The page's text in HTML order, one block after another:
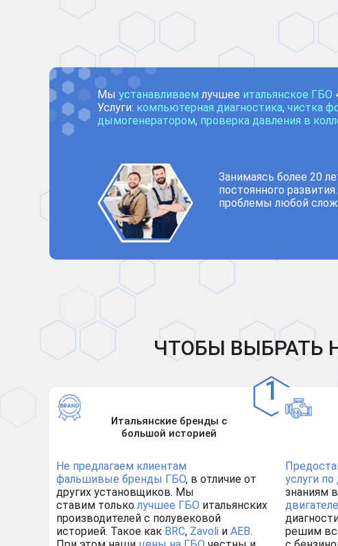
Мы устанавливаем лучшее итальянское ГБО
Услуги: компьютерная диагностика, чистка
дымогенератором, проверка давления в
Занимаясь более 20
постоянного
проблемы любой
ЧТОБЫ ВЫБРАТЬ
Итальянские бренды с
большой историей
Не предлагаем клиентам
фальшивые бренды ГБО, в отличие от
других установщиков. Мы
ставим тольколучшее ГБО итальянских
производителей с полувековой
историей. Такое как BRC, Zavoli и AEB.
услуги
знаниям
решим